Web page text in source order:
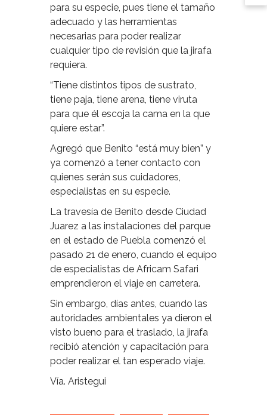
para su especie, pues tiene el tamaño
adecuado y las herramientas
necesarias para poder realizar
cualquier tipo de revisión que la jirafa
requiera.
“Tiene distintos tipos de sustrato,
tiene paja, tiene arena, tiene viruta
para que él escoja la cama en la que
quiere estar”.
Agregó que Benito “está muy bien” y
ya comenzó a tener contacto con
quienes serán sus cuidadores,
especialistas en su especie.
La travesía de Benito desde Ciudad
Juarez a las instalaciones del parque
en el estado de Puebla comenzó el
pasado 21 de enero, cuando el equipo
de especialistas de Africam Safari
emprendieron el viaje en carretera.
Sin embargo, días antes, cuando las
autoridades ambientales ya dieron el
visto bueno para el traslado, la jirafa
recibió atención y capacitación para
poder realizar el tan esperado viaje.
Vía. Aristegui